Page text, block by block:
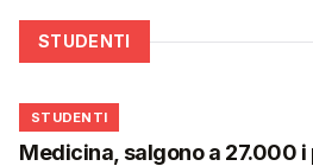
STUDENTI
🎓
STUDENTI
Medicina, salgono a 27.000